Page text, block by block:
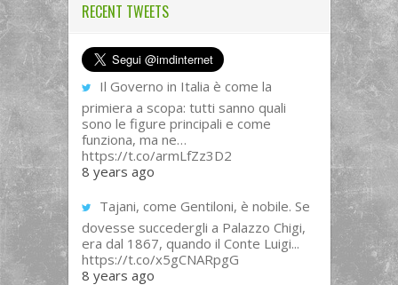
RECENT TWEETS
Il Governo in Italia è come la
primiera a scopa: tutti sanno quali
sono le figure principali e come
funziona, ma ne…
https://t.co/armLfZz3D2
8 years ago
Tajani, come Gentiloni, è nobile. Se
dovesse succedergli a Palazzo Chigi,
era dal 1867, quando il Conte Luigi...
https://t.co/x5gCNARpgG
8 years ago